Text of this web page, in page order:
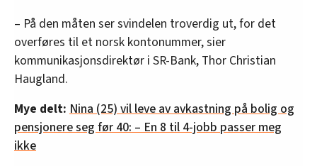
– På den måten ser svindelen troverdig ut, for det
overføres til et norsk kontonummer, sier
kommunikasjonsdirektør i SR-Bank, Thor Christian
Haugland.
Mye delt: Nina (25) vil leve av avkastning på bolig og
pensjonere seg før 40: – En 8 til 4-jobb passer meg
ikke